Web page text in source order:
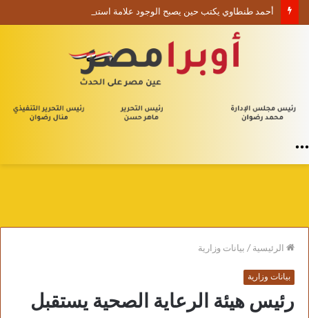
أحمد طنطاوي يكتب حين يصبح الوجود علامة استفهام
الرئيسية/بيانات وزارية
بيانات وزارية
رئيس هيئة الرعاية الصحية يستقبل